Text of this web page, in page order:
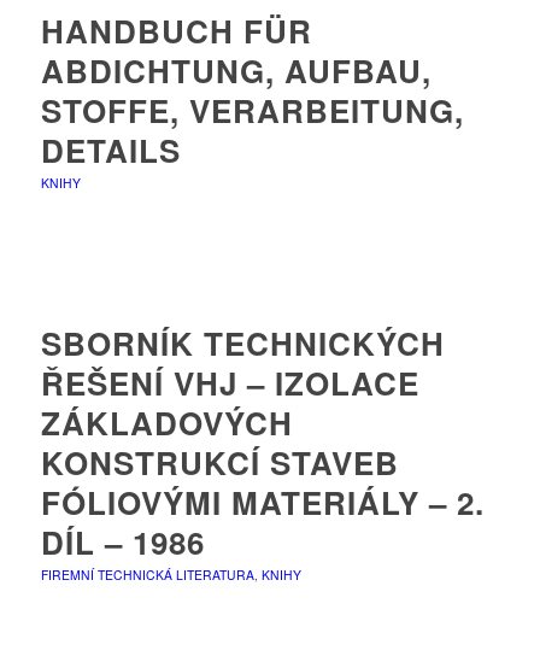
HANDBUCH FÜR
ABDICHTUNG, AUFBAU,
STOFFE, VERARBEITUNG,
DETAILS
KNIHY
SBORNÍK TECHNICKÝCH
ŘEŠENÍ VHJ – IZOLACE
ZÁKLADOVÝCH
KONSTRUKCÍ STAVEB
FÓLIOVÝMI MATERIÁLY – 2.
DÍL – 1986
FIREMNÍ TECHNICKÁ LITERATURA, KNIHY